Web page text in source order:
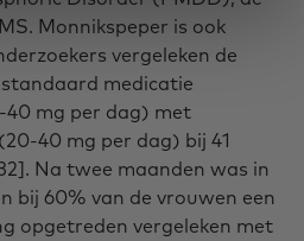
Monnikspeper is ook
vergeleken de
medicatie
mg per dag) met
40 mg per dag) bij 41
Na twee maanden was in
bij 60% van de vrouwen een
opgetreden vergeleken met